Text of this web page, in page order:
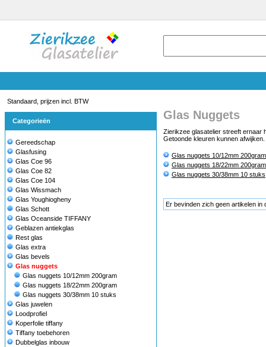
Standaard, prijzen incl. BTW
Categorieën
Gereedschap
Glasfusing
Glas Coe 96
Glas Coe 82
Glas Coe 104
Glas Wissmach
Glas Youghiogheny
Glas Schott
Glas Oceanside TIFFANY
Geblazen antiekglas
Rest glas
Glas extra
Glas bevels
Glas nuggets
Glas nuggets 10/12mm 200gram
Glas nuggets 18/22mm 200gram
Glas nuggets 30/38mm 10 stuks
Glas juwelen
Loodprofiel
Koperfolie tiffany
Tiffany toebehoren
Dubbelglas inbouw
Glas Nuggets
Zierikzee glasatelier streeft ernaar
Getoonde kleuren kunnen
Glas nuggets 10/12mm 200gram
Glas nuggets 18/22mm 200gram
Glas nuggets 30/38mm 10 stuks
Er bevinden zich geen artikelen in